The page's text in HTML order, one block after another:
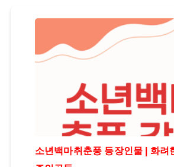
고, 보다 정확한 난방 사용량 관리가 가
방 계량기와 외부지시부의 관계아파트
들은 대부분 지역난방 시스템을 이용하
지역난방 시스템에서는 각 세대별로 난
하기 위해 난방 계량기를 설치하고 있습
소년백마취춘풍 등장인물 | 화려